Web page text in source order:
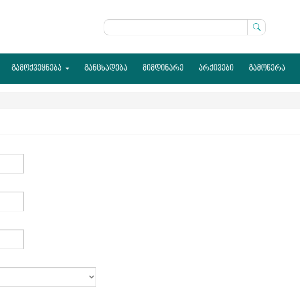
გამოქვეყნება განცხადება მიმდინარე არქივები გამოწერა